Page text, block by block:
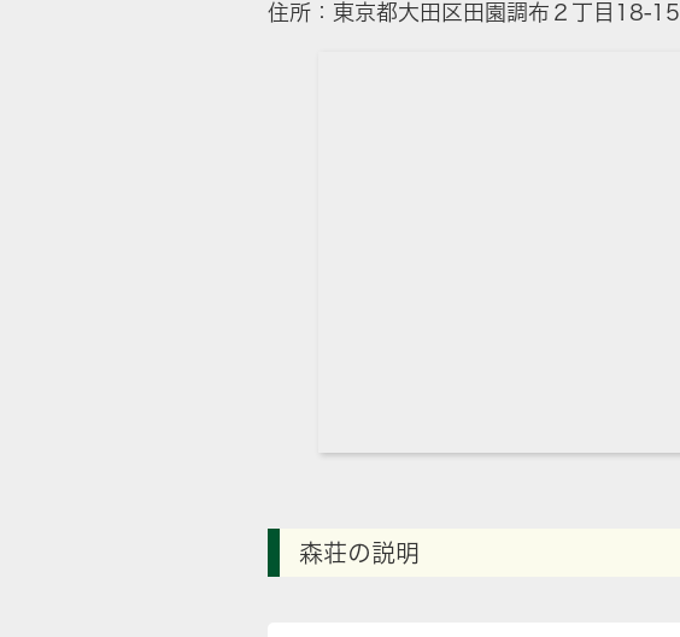
住所：東京都大田区田園調布２丁目18-15
森荘の説明